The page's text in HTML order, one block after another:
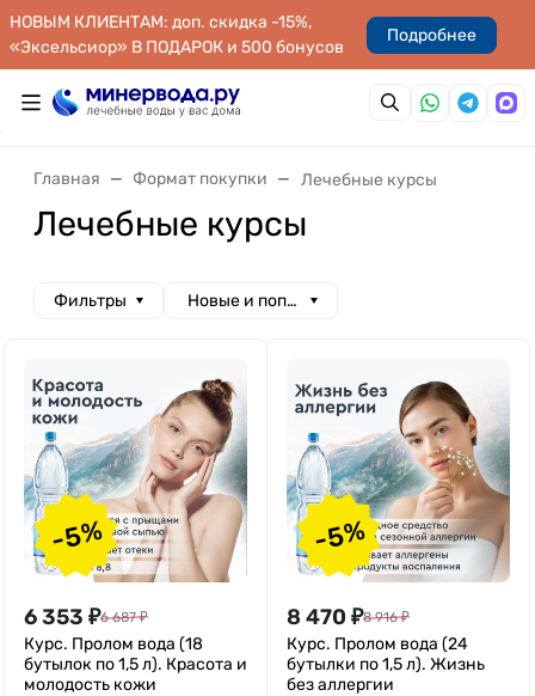
НОВЫМ КЛИЕНТАМ: доп. скидка -15%,
«Эксельсиор» В ПОДАРОК и 500 бонусов
Подробнее
Главная Формат покупки Лечебные курсы
Лечебные курсы
Фильтры Новые и популярные
-5%
6 353 ₽6 687 ₽
Курс. Пролом вода (18
бутылок по 1,5 л). Красота и
молодость кожи
-5%
8 470 ₽8 916 ₽
Курс. Пролом вода (24
бутылки по 1,5 л). Жизнь
без аллергии